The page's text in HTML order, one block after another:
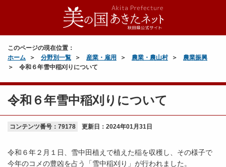
このページの現在位置：
ホーム
分野別一覧 産業・雇用 農業・農山村
農業振興
令和６年雪中稲刈りについて
令和６年雪中稲刈りについて
コンテンツ番号：79178 更新日： 2024年01月31日
令和６年２月１日、雪中田植えで植えた稲を収穫し、その様子で
今年のコメの豊凶を占う「雪中稲刈り」が行われました。